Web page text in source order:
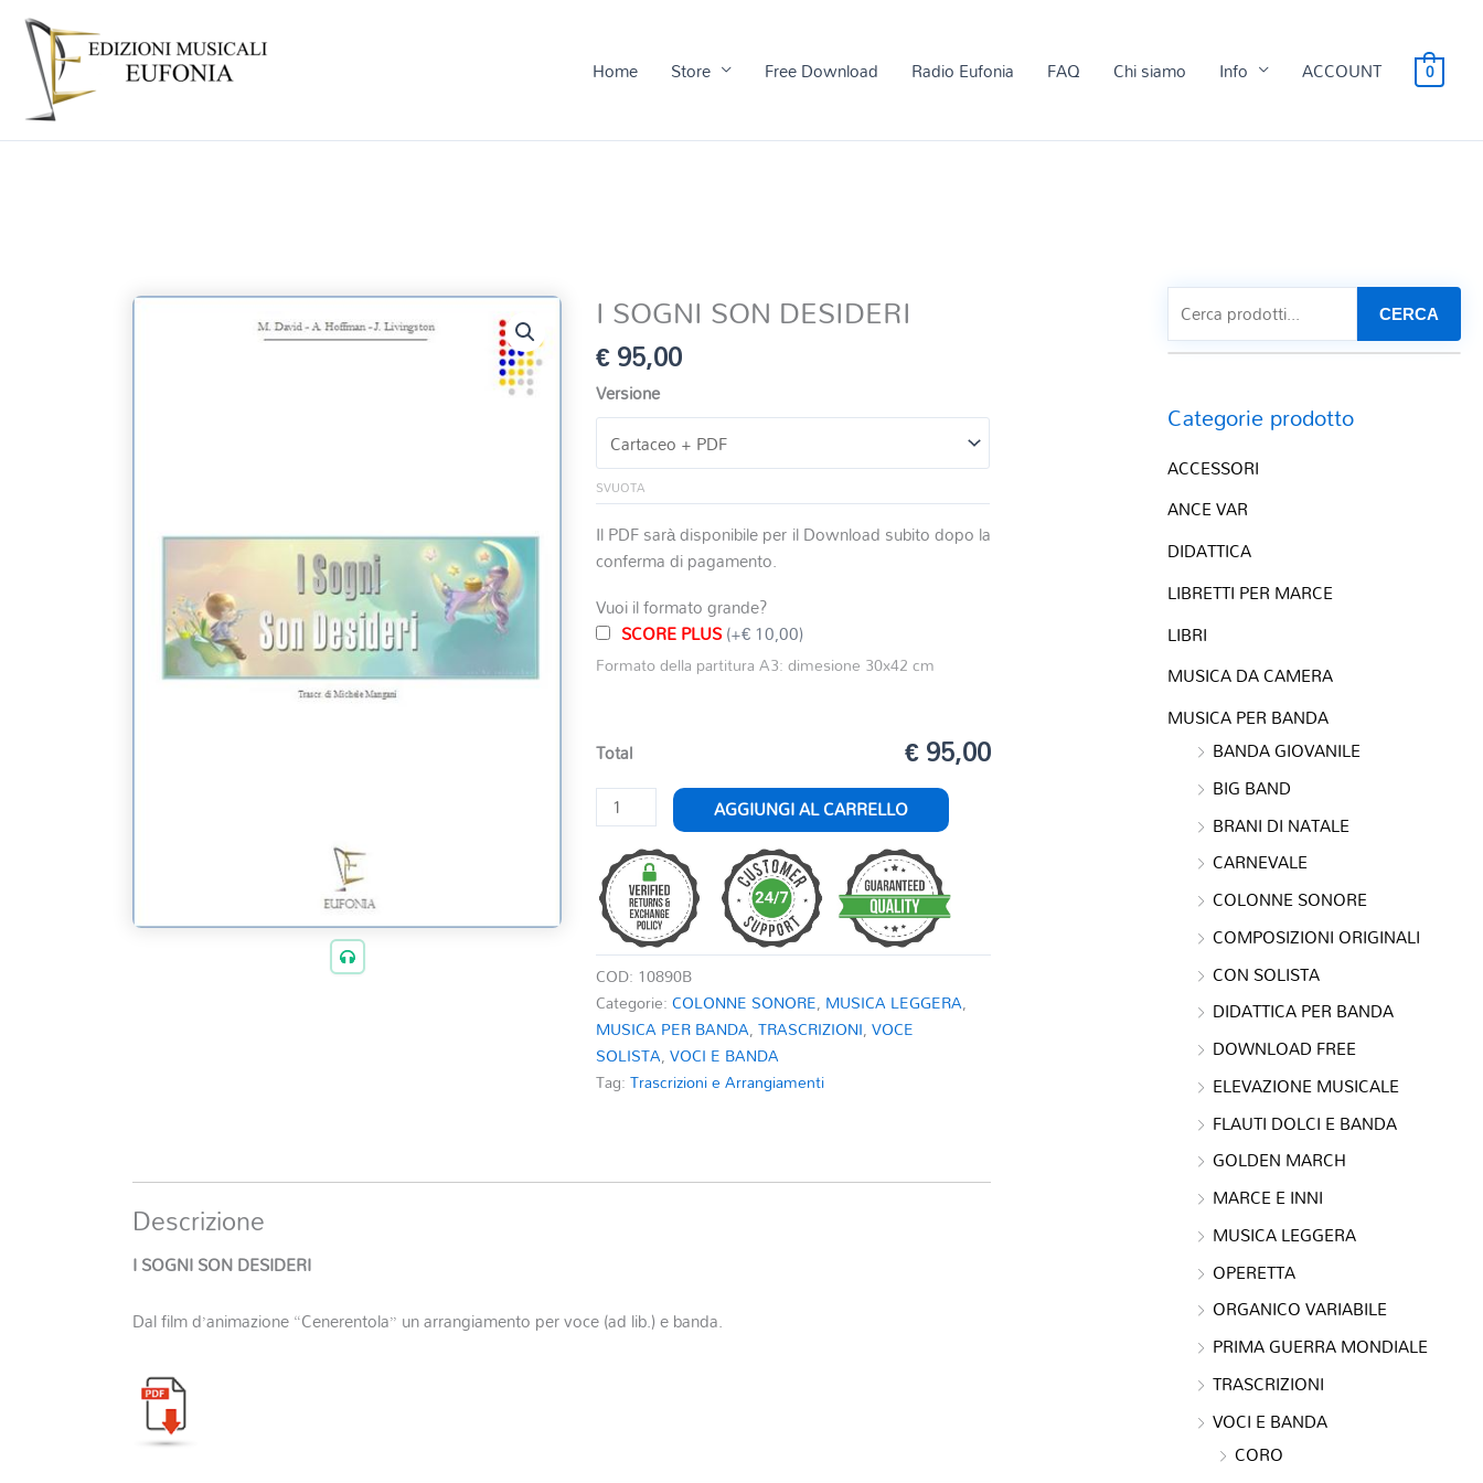
Home Store Free Download Radio Eufonia FAQ Chi siamo Info ACCOUNT 0
I SOGNI SON DESIDERI
€95,00
Versione
SVUOTA
Il PDF sarà disponibile per il Download subito dopo la
conferma di pagamento.
Vuoi il formato grande?
SCORE PLUS(+€ 10,00)
Formato della partitura A3: dimesione 30x42 cm
Total € 95,00
I
SOGNI
SON
DESIDERI
quantità
AGGIUNGI AL CARRELLO
COD: 10890B
Categorie:COLONNE SONORE, MUSICA LEGGERA,
MUSICA PER BANDA,TRASCRIZIONI,VOCE
SOLISTA,VOCI E BANDA
Tag:Trascrizioni e Arrangiamenti
Descrizione
I SOGNI SON DESIDERI
Dal film d’animazione “Cenerentola” un arrangiamento per voce (ad lib.) e banda.
CERCA
Categorie prodotto
ACCESSORI
ANCE VAR
DIDATTICA
LIBRETTI PER MARCE
LIBRI
MUSICA DA CAMERA
MUSICA PER BANDA
BANDA GIOVANILE
BIG BAND
BRANI DI NATALE
CARNEVALE
COLONNE SONORE
COMPOSIZIONI ORIGINALI
CON SOLISTA
DIDATTICA PER BANDA
DOWNLOAD FREE
ELEVAZIONE MUSICALE
FLAUTI DOLCI E BANDA
GOLDEN MARCH
MARCE E INNI
MUSICA LEGGERA
OPERETTA
ORGANICO VARIABILE
PRIMA GUERRA MONDIALE
TRASCRIZIONI
VOCI E BANDA
CORO